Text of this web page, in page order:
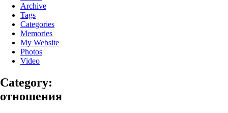
Archive
Tags
Categories
Memories
My Website
Photos
Video
Category:
отношения